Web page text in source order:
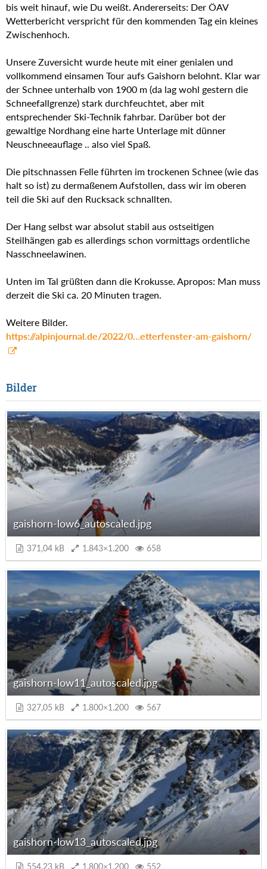
bis weit hinauf, wie Du weißt. Andererseits: Der ÖAV
Wetterbericht verspricht für den kommenden Tag ein kleines
Zwischenhoch.
Unsere Zuversicht wurde heute mit einer genialen und
vollkommend einsamen Tour aufs Gaishorn belohnt. Klar war
der Schnee unterhalb von 1900 m (da lag wohl gestern die
Schneefallgrenze) stark durchfeuchtet, aber mit
entsprechender Ski-Technik fahrbar. Darüber bot der
gewaltige Nordhang eine harte Unterlage mit dünner
Neuschneeauflage .. also viel Spaß.
Die pitschnassen Felle führten im trockenen Schnee (wie das
halt so ist) zu dermaßenem Aufstollen, dass wir im oberen
teil die Ski auf den Rucksack schnallten.
Der Hang selbst war absolut stabil aus ostseitigen
Steilhängen gab es allerdings schon vormittags ordentliche
Nasschneelawinen.
Unten im Tal grüßten dann die Krokusse. Apropos: Man muss
derzeit die Ski ca. 20 Minuten tragen.
Weitere Bilder.
https://alpinjournal.de/2022/0…etterfenster-am-gaishorn/
Bilder
gaishorn-low6_autoscaled.jpg
371,04 kB 1.843×1.200 658
gaishorn-low11_autoscaled.jpg
327,05 kB 1.800×1.200 567
gaishorn-low13_autoscaled.jpg
554,23 kB 1.800×1.200 552